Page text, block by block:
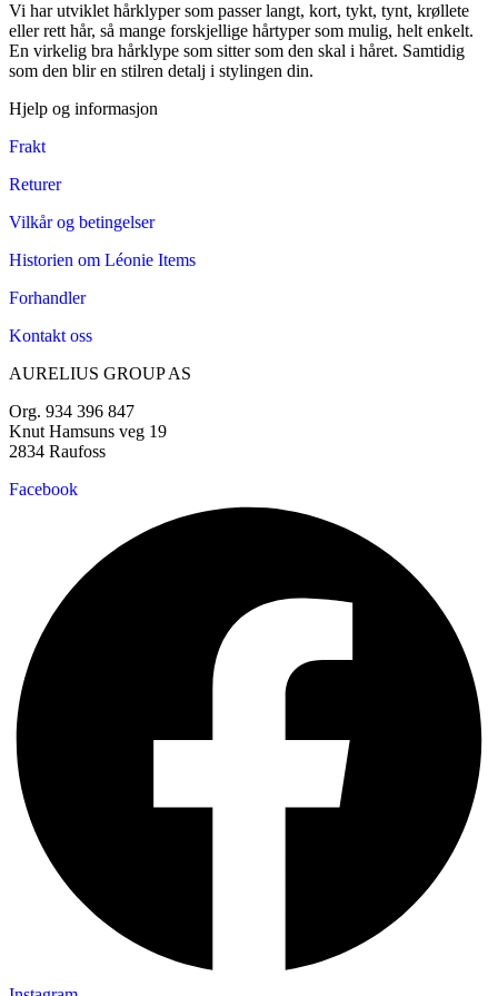
Vi har utviklet hårklyper som passer langt, kort, tykt, tynt, krøllete
eller rett hår, så mange forskjellige hårtyper som mulig, helt enkelt.
En virkelig bra hårklype som sitter som den skal i håret. Samtidig
som den blir en stilren detalj i stylingen din.
Hjelp og informasjon
Frakt
Returer
Vilkår og betingelser
Historien om Léonie Items
Forhandler
Kontakt oss
AURELIUS GROUP AS
Org. 934 396 847
Knut Hamsuns veg 19
2834 Raufoss
Facebook